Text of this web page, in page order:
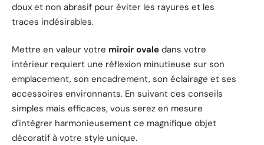
doux et non abrasif pour éviter les rayures et les
traces indésirables.
Mettre en valeur votre miroir ovale dans votre
intérieur requiert une réflexion minutieuse sur son
emplacement, son encadrement, son éclairage et ses
accessoires environnants. En suivant ces conseils
simples mais efficaces, vous serez en mesure
d’intégrer harmonieusement ce magnifique objet
décoratif à votre style unique.